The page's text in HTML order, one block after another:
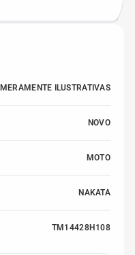
ILUSTRATIVAS
NOVO
MOTO
NAKATA
TM14428H108